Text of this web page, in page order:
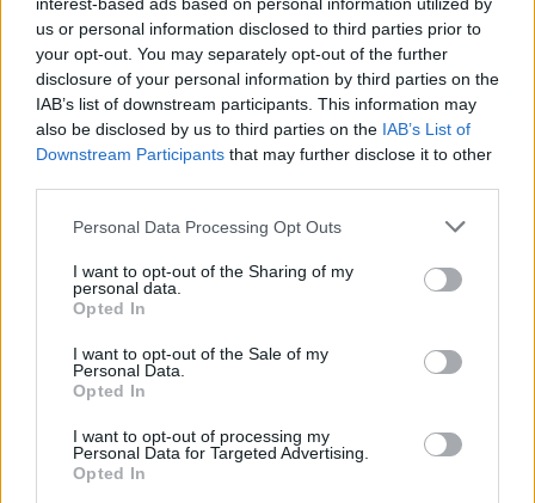
us or personal information disclosed to third parties prior to
your opt-out. You may separately opt-out of the further
disclosure of your personal information by third parties on the
IAB’s list of downstream participants. This information may
also be disclosed by us to third parties on the IAB’s List of
Downstream Participants that may further disclose it to other
Personal Data Processing Opt Outs
I want to opt-out of the Sharing of my
personal data.
Opted In
I want to opt-out of the Sale of my
Personal Data.
Opted In
I want to opt-out of processing my
Personal Data for Targeted Advertising.
Opted In
in ospedale. Le dichiarazioni ai giornalisti